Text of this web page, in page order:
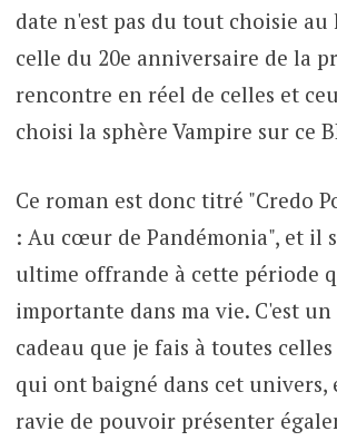
date n'est pas du tout choisie au
celle du 20e anniversaire de la
rencontre en réel de celles et
choisi la sphère Vampire sur ce
Ce roman est donc titré "Credo
: Au cœur de Pandémonia", et il
ultime offrande à cette période
importante dans ma vie. C'est
cadeau que je fais à toutes
qui ont baigné dans cet univers,
ravie de pouvoir présenter